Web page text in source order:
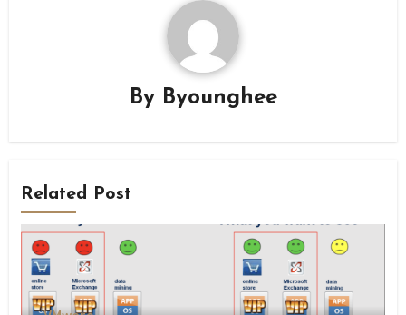
By Byounghee
Related Post